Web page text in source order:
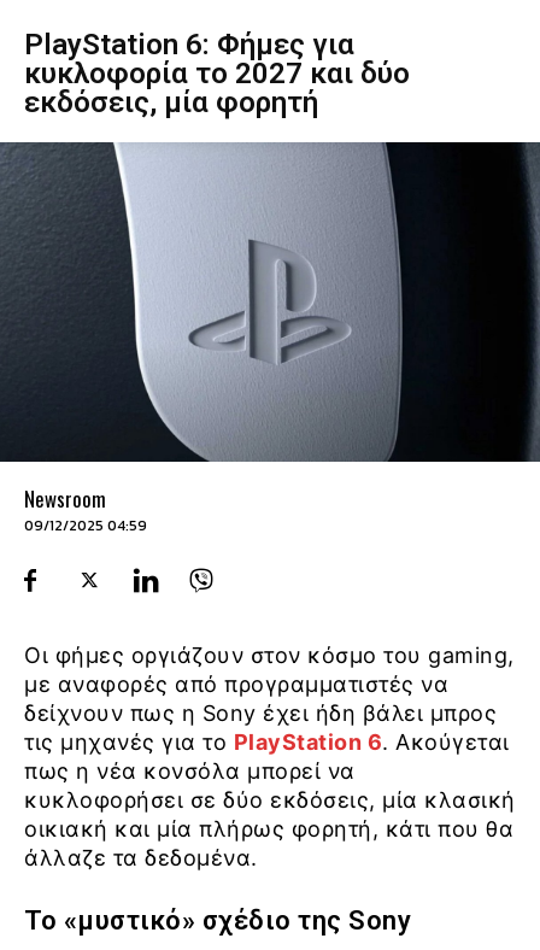
PlayStation 6: Φήμες για
κυκλοφορία το 2027 και δύο
εκδόσεις, μία φορητή
Newsroom
09/12/2025 04:59
Οι φήμες οργιάζουν στον κόσμο του gaming,
με αναφορές από προγραμματιστές να
δείχνουν πως η Sony έχει ήδη βάλει μπρος
τις μηχανές για το PlayStation 6. Ακούγεται
πως η νέα κονσόλα μπορεί να
κυκλοφορήσει σε δύο εκδόσεις, μία κλασική
οικιακή και μία πλήρως φορητή, κάτι που θα
άλλαζε τα δεδομένα.
Το «μυστικό» σχέδιο της Sony